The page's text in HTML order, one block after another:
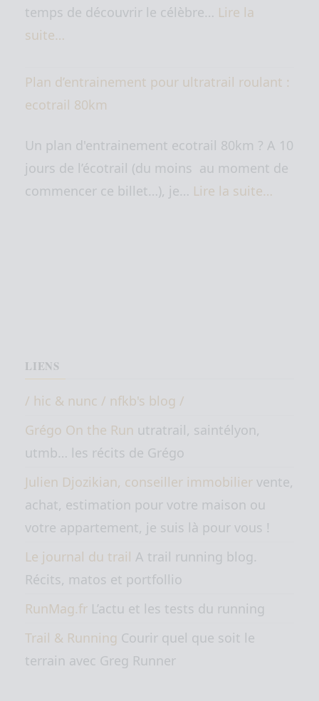
temps de découvrir le célèbre… Lire la
suite…
Plan d’entrainement pour ultratrail roulant :
ecotrail 80km
Un plan d'entrainement ecotrail 80km ? A 10
jours de l’écotrail (du moins au moment de
commencer ce billet…), je… Lire la suite…
LIENS
/ hic & nunc / nfkb's blog /
Grégo On the Run utratrail, saintélyon,
utmb… les récits de Grégo
Julien Djozikian, conseiller immobilier vente,
achat, estimation pour votre maison ou
votre appartement, je suis là pour vous !
Le journal du trail A trail running blog.
Récits, matos et portfollio
RunMag.fr L’actu et les tests du running
Trail & Running Courir quel que soit le
terrain avec Greg Runner